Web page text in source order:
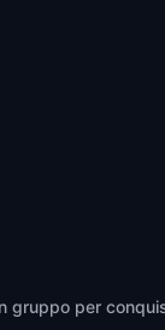
gruppo per